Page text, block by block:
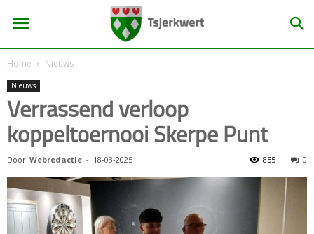
Home Nieuws
Nieuws
Verrassend verloop
koppeltoernooi Skerpe Punt
Door Webredactie - 18-03-2025 0
855